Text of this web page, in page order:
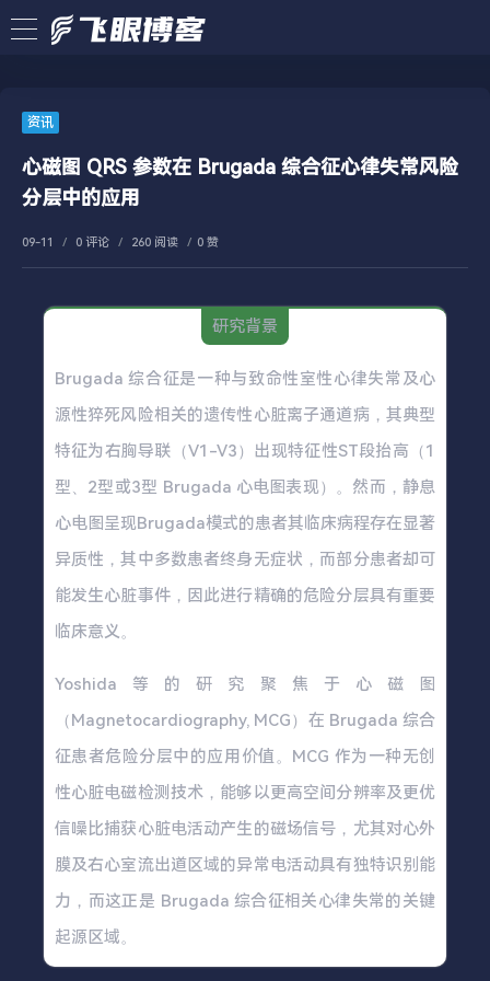
资讯
心磁图 QRS 参数在 Brugada 综合征心律失常风险
分层中的应用
09-11 / 0 评论 / 260 阅读 / 0 赞
研究背景
Brugada 综合征是一种与致命性室性心律失常及心
源性猝死风险相关的遗传性心脏离子通道病，其典型
特征为右胸导联（V1-V3）出现特征性ST段抬高（1
型、2型或3型 Brugada 心电图表现）。然而，静息
心电图呈现Brugada模式的患者其临床病程存在显著
异质性，其中多数患者终身无症状，而部分患者却可
能发生心脏事件，因此进行精确的危险分层具有重要
临床意义。
Yoshida等的研究聚焦于心磁图
（Magnetocardiography, MCG）在 Brugada 综合
征患者危险分层中的应用价值。MCG 作为一种无创
性心脏电磁检测技术，能够以更高空间分辨率及更优
信噪比捕获心脏电活动产生的磁场信号，尤其对心外
膜及右心室流出道区域的异常电活动具有独特识别能
力，而这正是 Brugada 综合征相关心律失常的关键
起源区域。